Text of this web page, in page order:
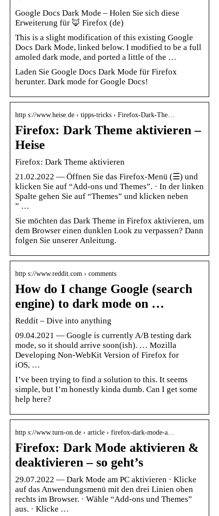
Google Docs Dark Mode – Holen Sie sich diese
Erweiterung für 🦊 Firefox (de)
This is a slight modification of this existing Google
Docs Dark Mode, linked below. I modified to be a full
amoled dark mode, and ported a little of the …
Laden Sie Google Docs Dark Mode für Firefox
herunter. Dark mode for Google Docs!
http s://www.heise.de › tipps-tricks › Firefox-Dark-The…
Firefox: Dark Theme aktivieren –
Heise
Firefox: Dark Theme aktivieren
21.02.2022 — Öffnen Sie das Firefox-Menü (☰) und
klicken Sie auf “Add-ons und Themes”. · In der linken
Spalte gehen Sie auf “Themes” und klicken neben
” …
Sie möchten das Dark Theme in Firefox aktivieren, um
dem Browser einen dunklen Look zu verpassen? Dann
folgen Sie unserer Anleitung.
http s://www.reddit.com › comments
How do I change Google (search
engine) to dark mode on …
Reddit – Dive into anything
09.04.2021 — Google is currently A/B testing dark
mode, so it should arrive soon(ish). … Mozilla
Developing Non-WebKit Version of Firefox for
iOS, …
I’ve been trying to find a solution to this. It seems
simple, but I’m honestly kinda dumb. Can I get some
help here?
http s://www.turn-on.de › article › firefox-dark-mode-a…
Firefox: Dark Mode aktivieren &
deaktivieren – so geht’s
29.07.2022 — Dark Mode am PC aktivieren · Klicke
auf das Anwendungsmenü mit den drei Linien oben
rechts im Browser. · Wähle “Add-ons und Themes”
aus. · Klicke …